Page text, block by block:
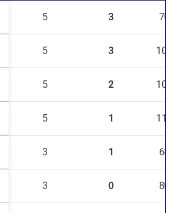
5 3 70
5 3 102
5 2 108
5 1 115
3 1 68
3 0 80